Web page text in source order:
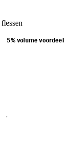
5% volume voordeel